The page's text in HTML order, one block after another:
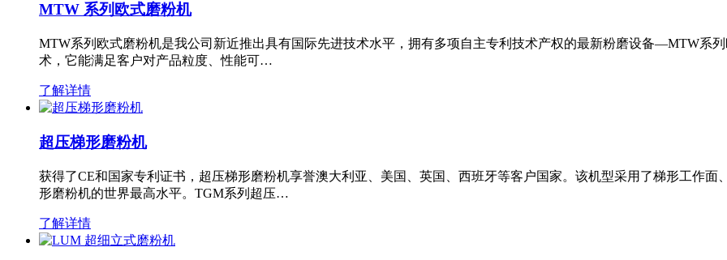
MTW 系列欧式磨粉机
MTW系列欧式磨粉机是我公司新近推出具有国际先进技术水平，拥有多项自主专利技术产权的最新粉磨设备—MTW系
术，它能满足客户对产品粒度、性能可…
了解详情
超压梯形磨粉机
获得了CE和国家专利证书，超压梯形磨粉机享誉澳大利亚、美国、英国、西班牙等客户国家。该机型采用了梯形工作
形磨粉机的世界最高水平。TGM系列超压…
了解详情